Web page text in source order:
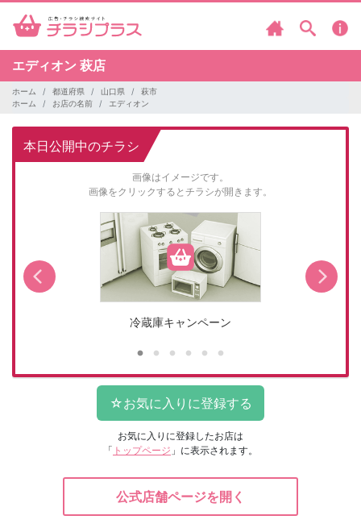
エディオン 萩店
ホーム 都道府県 山口県
萩市
ホーム
お店の名前 エディオン
本日公開中のチラシ
画像はイメージです。
画像をクリックするとチラシが開きます。
冷蔵庫キャンペーン
お気に入りに登録したお店は
「 トップページ 」に表示されます。
公式店舗ページを開く